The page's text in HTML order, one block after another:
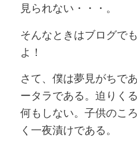
見られない・・・。
そんなときはブログで
よ！
さて、僕は夢見がちで
ータラである。迫りく
何もしない。子供のこ
く一夜漬けである。